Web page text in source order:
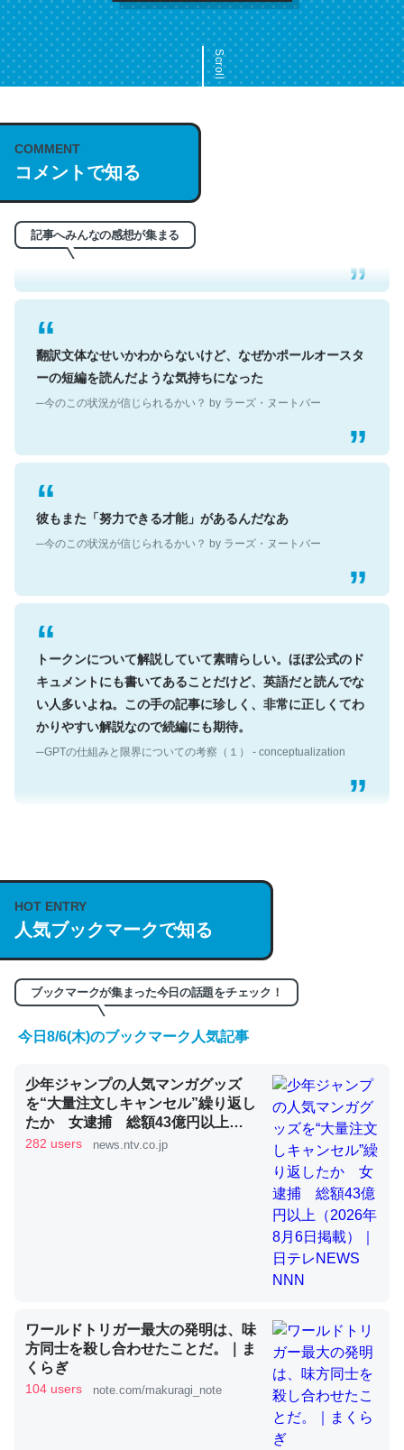
Scroll
COMMENT
コメントで知る
記事へみんなの感想が集まる
これは名文。彼はとてもクレバーなんだろうなと凄く思
う。英語少しでも読める人は原文もお勧め。自分はこの流
れ好き。Let’s Fucking Go. Then Covid hit. Shit.
─今のこの状況が信じられるかい？ by ラーズ・ヌートバー
翻訳文体なせいかわからないけど、なぜかポールオースタ
ーの短編を読んだような気持ちになった
彼もまた「努力できる才能」があるんだなあ
トークンについて解説していて素晴らしい。ほぼ公式のド
キュメントにも書いてあることだけど、英語だと読んでな
い人多いよね。この手の記事に珍しく、非常に正しくてわ
かりやすい解説なので続編にも期待。
説してる記事が少ないので貴重な良記事。/続編来た
https://isobe324649.hatenablog.com/entry/2023/03/27
/064121
─GPTの仕組みと限界についての考察（１） - conceptualization
くらい。小説でいう「ずっと前の伏線」は回収されないけ
ど、短期記憶というには多い分量。進化すればするほど分
かりやすく強くなりそう
─GPTの仕組みと限界についての考察（１） - conceptualization
昆虫ってカルシウム少ないのか。知らんかった。調べたら
─ニュース :: 【研究発表】昆虫学の大問題＝「昆虫はなぜ海にいな
いのか」に関する新仮説
HOT ENTRY
人気ブックマークで知る
ブックマークが集まった今日の話題をチェック！
今日8/6(木)のブックマーク人気記事
少年ジャンプの人気マンガグッズ
を“大量注文しキャンセル”繰り返し
たか 女逮捕 総額43億円以上
（2026年8月6日掲載）｜日テレ
282 users news.ntv.co.jp
ワールドトリガー最大の発明は、味
方同士を殺し合わせたことだ。｜ま
くらぎ
104 users note.com/makuragi_note